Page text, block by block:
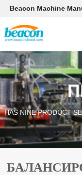
Beacon Machine
HAS NINE PRODUCT